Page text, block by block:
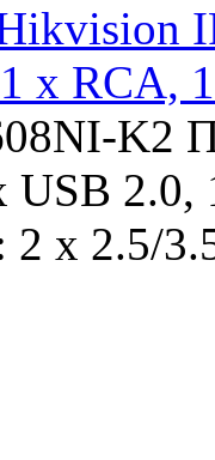
x RCA,
K2
USB 2.0,
2 x 2.5/